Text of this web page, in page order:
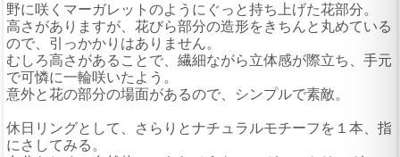
野に咲くマーガレットのようにぐっと持ち上げた花部分。
高さがありますが、花びら部分の造形をきちんと丸めている
ので、引っかかりはありません。
むしろ高さがあることで、繊細ながら立体感が際立ち、手元
で可憐に一輪咲いたよう。
意外と花の部分の場面があるので、シンプルで素敵。
休日リングとして、さらりとナチュラルモチーフを１本、指
にさしてみる。